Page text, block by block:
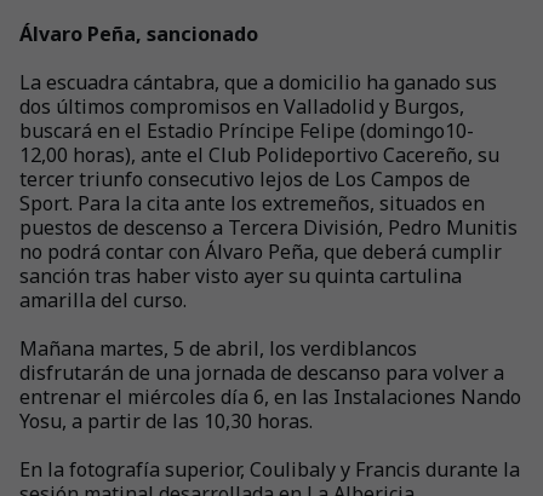
Álvaro Peña, sancionado
La escuadra cántabra, que a domicilio ha ganado sus
dos últimos compromisos en Valladolid y Burgos,
buscará en el Estadio Príncipe Felipe (domingo10-
12,00 horas), ante el Club Polideportivo Cacereño, su
tercer triunfo consecutivo lejos de Los Campos de
Sport. Para la cita ante los extremeños, situados en
puestos de descenso a Tercera División, Pedro Munitis
no podrá contar con Álvaro Peña, que deberá cumplir
sanción tras haber visto ayer su quinta cartulina
amarilla del curso.
Mañana martes, 5 de abril, los verdiblancos
disfrutarán de una jornada de descanso para volver a
entrenar el miércoles día 6, en las Instalaciones Nando
Yosu, a partir de las 10,30 horas.
En la fotografía superior, Coulibaly y Francis durante la